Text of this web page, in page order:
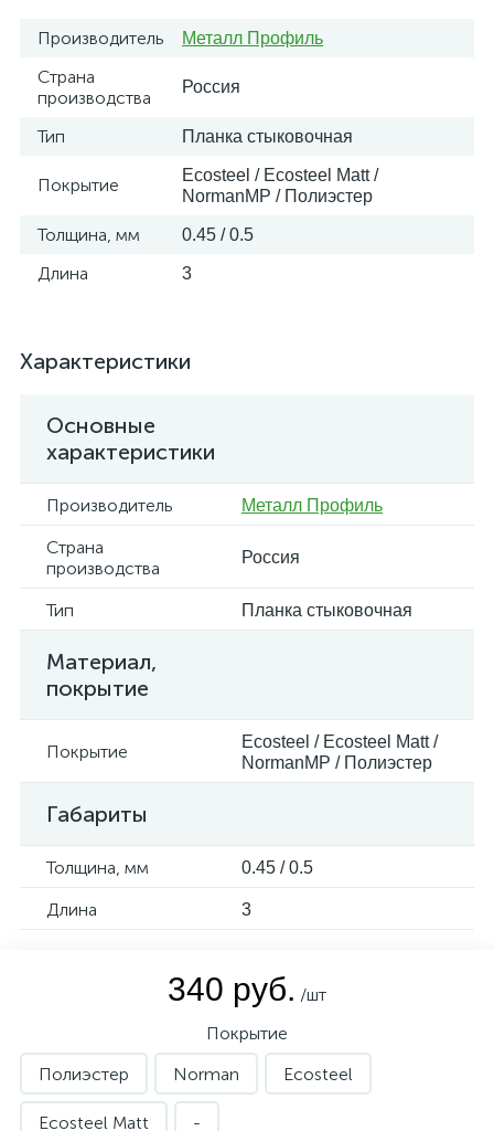
Производитель Металл Профиль
Страна
производства
Россия
Тип Планка стыковочная
Покрытие
Ecosteel / Ecosteel Matt /
NormanMP / Полиэстер
Толщина, мм 0.45 / 0.5
Длина 3
Характеристики
Основные
характеристики
Производитель Металл Профиль
Страна
производства
Россия
Тип Планка стыковочная
Материал,
покрытие
Покрытие
Ecosteel / Ecosteel Matt /
NormanMP / Полиэстер
Габариты
Толщина, мм 0.45 / 0.5
Длина 3
340 руб. /шт
Покрытие
Полиэстер
Norman Ecosteel
Ecosteel Matt -